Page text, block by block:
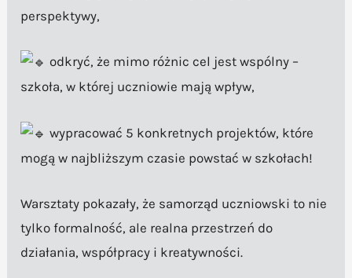
perspektywy,
odkryć, że mimo różnic cel jest wspólny –
szkoła, w której uczniowie mają wpływ,
wypracować 5 konkretnych projektów, które
mogą w najbliższym czasie powstać w szkołach!
Warsztaty pokazały, że samorząd uczniowski to nie
tylko formalność, ale realna przestrzeń do
działania, współpracy i kreatywności.